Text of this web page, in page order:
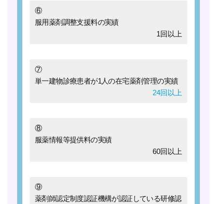
⑥
服用薬剤調整支援料の実績
1回以上
⑦
単一建物診療患者が1人の在宅薬剤管理の実績
24回以上
⑧
服薬情報等提供料の実績
60回以上
⑨
薬剤師認定制度認証機構が認証している研修認